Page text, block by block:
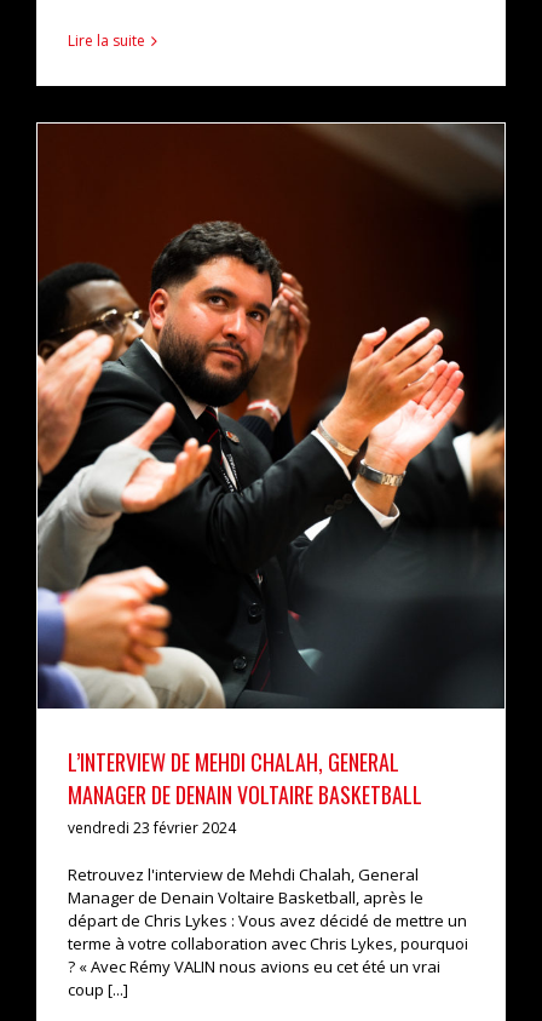
Lire la suite
L’INTERVIEW DE MEHDI CHALAH, GENERAL MANAGER
DE DENAIN VOLTAIRE BASKETBALL
actualités pro b
L’INTERVIEW DE MEHDI CHALAH, GENERAL
MANAGER DE DENAIN VOLTAIRE BASKETBALL
vendredi 23 février 2024
Retrouvez l'interview de Mehdi Chalah, General
Manager de Denain Voltaire Basketball, après le
départ de Chris Lykes : Vous avez décidé de mettre un
terme à votre collaboration avec Chris Lykes, pourquoi
? « Avec Rémy VALIN nous avions eu cet été un vrai
coup [...]